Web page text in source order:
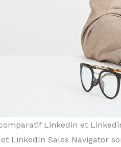
Linkedin et
LinkedIn Sales Navigator